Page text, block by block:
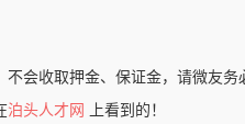
会收取押金、保证金，请微友务
泊头人才网
上看到的！